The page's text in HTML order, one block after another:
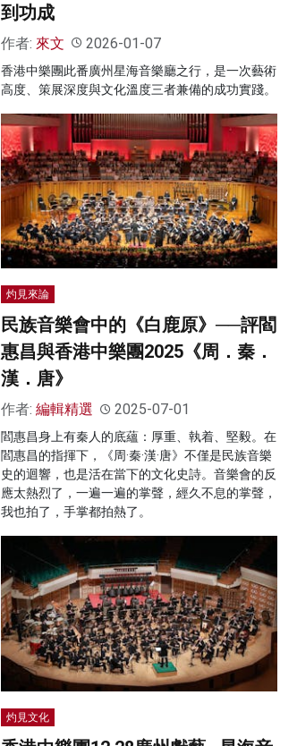
到功成
作者: 來文 2026-01-07
香港中樂團此番廣州星海音樂廳之行，是一次藝術
高度、策展深度與文化溫度三者兼備的成功實踐。
灼見來論
民族音樂會中的《白鹿原》──評閻
惠昌與香港中樂團2025《周．秦．
漢．唐》
作者: 編輯精選 2025-07-01
閻惠昌身上有秦人的底蘊：厚重、執着、堅毅。在
閻惠昌的指揮下，《周·秦·漢·唐》不僅是民族音樂
史的迴響，也是活在當下的文化史詩。音樂會的反
應太熱烈了，一遍一遍的掌聲，經久不息的掌聲，
我也拍了，手掌都拍熱了。
灼見文化